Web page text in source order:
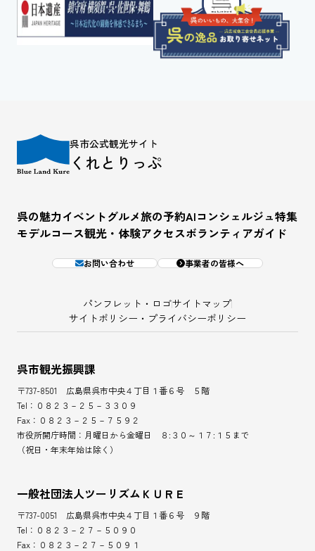
呉市公式観光サイト
くれとりっぷ
呉の魅力イベントグルメ旅の予約AIコンシェルジュ特集
モデルコース観光・体験アクセスボランティアガイド
お問い合わせ 事業者の皆様へ
パンフレット・ロゴサイトマップ
サイトポリシー・プライバシーポリシー
呉市観光振興課
〒737-8501 広島県呉市中央４丁目１番６号 ５階
Tel：０８２３－２５－３３０９
Fax：０８２３－２５－７５９２
市役所開庁時間：月曜日から金曜日 ８:３０～１７:１５まで
（祝日・年末年始は除く）
一般社団法人ツーリズムＫＵＲＥ
〒737-0051 広島県呉市中央４丁目１番６号 ９階
Tel：０８２３－２７－５０９０
Fax：０８２３－２７－５０９１